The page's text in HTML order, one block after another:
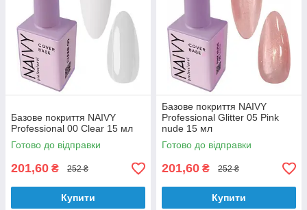
Базове покриття NAIVY
Professional 00 Сlear 15 мл
Готово до відправки
201,60 ₴ 252 ₴
Купити
Базове покриття NAIVY
Professional Glitter 05 Pink
nude 15 мл
Готово до відправки
201,60 ₴ 252 ₴
Купити